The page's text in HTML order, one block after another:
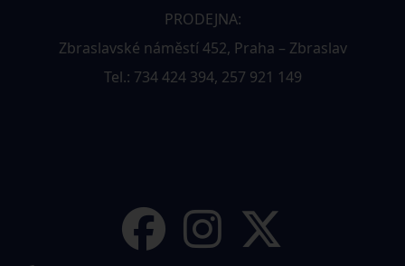
PRODEJNA:
Zbraslavské náměstí 452, Praha – Zbraslav
Tel.: 734 424 394, 257 921 149